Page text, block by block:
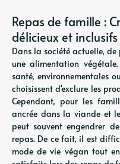
Repas de famille :
délicieux et
Dans la société actuelle,
une alimentation
santé, environnementales
choisissent d'exclure les
Cependant, pour les
ancrée dans la viande et
peut souvent engendrer
repas. De ce fait, il est
mode de vie végan tout